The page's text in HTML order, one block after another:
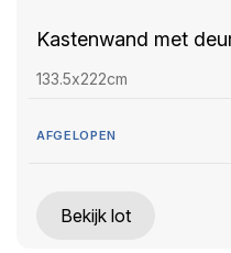
Kastenwand met
133.5x222cm
AFGELOPEN
Bekijk lot